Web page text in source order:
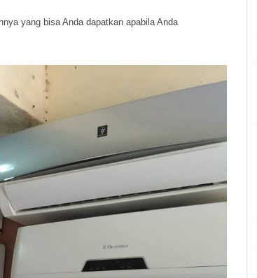
yang bisa Anda dapatkan apabila Anda